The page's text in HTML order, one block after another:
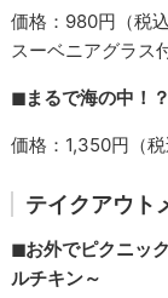
価格：980円（税込
スーベニアグラス
◼︎まるで海の中！
価格：1,350円（税
テイクアウト
◼︎お外でピクニッ
ルチキン～